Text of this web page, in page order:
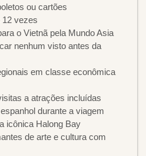
ou cartões
12 vezes
o Vietnã pela Mundo Asia
nenhum visto antes da
em classe econômica
a atrações incluídas
durante a viagem
icônica Halong Bay
de arte e cultura com